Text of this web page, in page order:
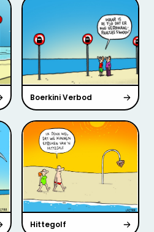
Boerkini Verbod
Hittegolf